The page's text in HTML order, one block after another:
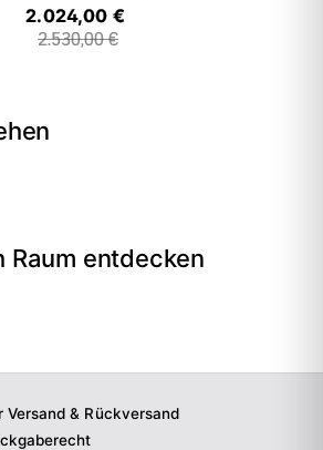
2.024,00 €
2.530,00 €
Raum entdecken
Versand & Rückversand